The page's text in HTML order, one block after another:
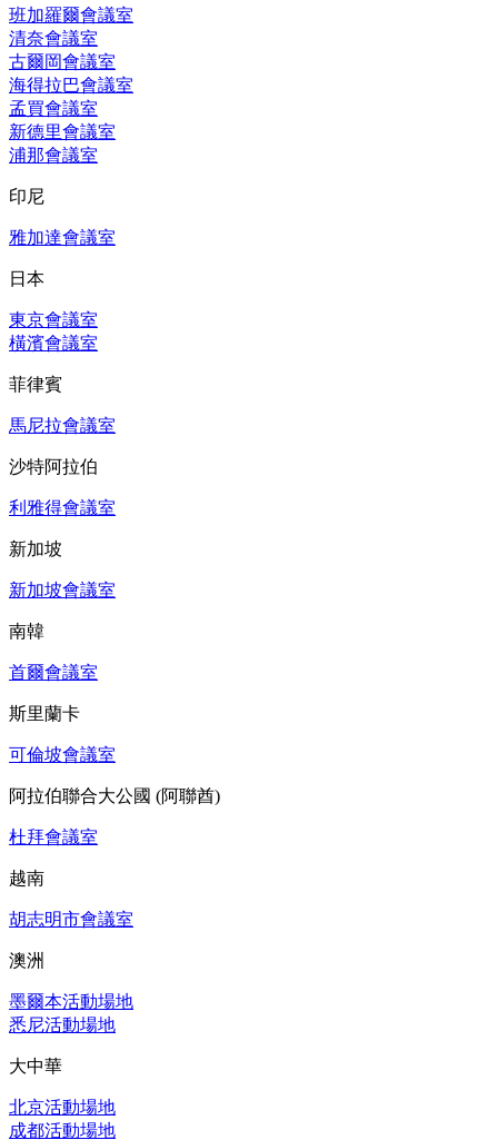
班加羅爾會議室
清奈會議室
古爾岡會議室
海得拉巴會議室
孟買會議室
新德里會議室
浦那會議室
印尼
雅加達會議室
日本
東京會議室
橫濱會議室
菲律賓
馬尼拉會議室
沙特阿拉伯
利雅得會議室
新加坡
新加坡會議室
南韓
首爾會議室
斯里蘭卡
可倫坡會議室
阿拉伯聯合大公國 (阿聯酋)
杜拜會議室
越南
胡志明市會議室
澳洲
墨爾本活動場地
悉尼活動場地
大中華
北京活動場地
成都活動場地